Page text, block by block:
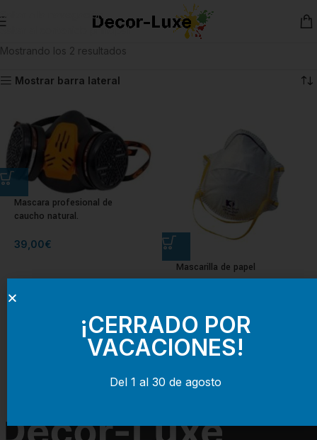
Saltar a la navegación
Saltar al contenido principal
Mostrando los 2 resultados
Mostrar barra lateral
Mascara profesional de
caucho natural.
39,00€
Mascarilla de papel
¡CERRADO POR
VACACIONES!
Del 1 al 30 de agosto